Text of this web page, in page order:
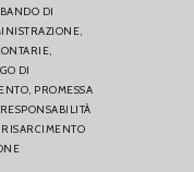
BANDO DI
DI
PROMESSA
RESPONSABILITÀ
RISARCIMENTO